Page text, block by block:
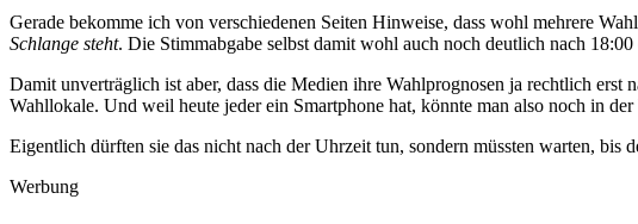
Gerade bekomme ich von verschiedenen Seiten Hinweise, dass wohl mehrere
Schlange steht. Die Stimmabgabe selbst damit wohl auch noch deutlich nach
Damit unverträglich ist aber, dass die Medien ihre Wahlprognosen ja rechtlich
Wahllokale. Und weil heute jeder ein Smartphone hat, könnte man also noch in
Eigentlich dürften sie das nicht nach der Uhrzeit tun, sondern müssten warten,
Werbung